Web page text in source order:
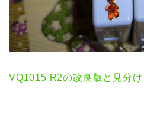
VQ1015 R2の改良版と見分け